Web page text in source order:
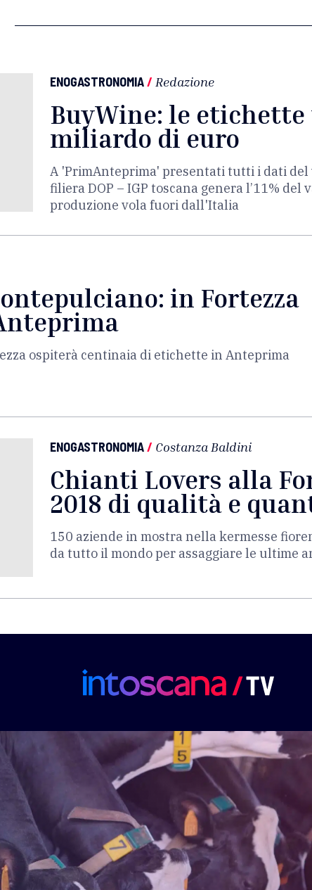
ENOGASTRONOMIA/ Redazione
BuyWine: le etichette
miliardo di euro
A 'PrimAnteprima' presentati tutti i dati
filiera DOP – IGP toscana genera l’11%
produzione vola fuori dall'Italia
in Fortezza
ospiterà centinaia di etichette in Anteprima
ENOGASTRONOMIA/ Costanza Baldini
Chianti Lovers alla
2018 di qualità e
150 aziende in mostra nella kermesse
da tutto il mondo per assaggiare le ultime